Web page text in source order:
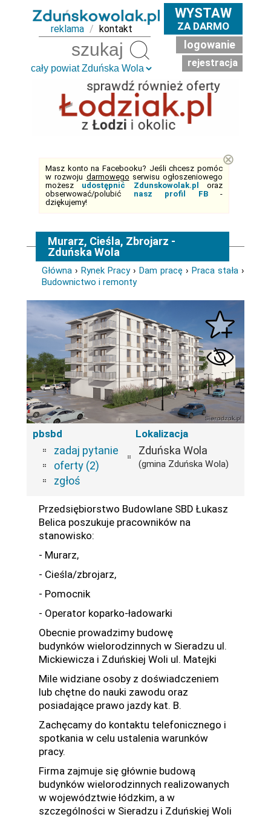
reklama / kontakt
WYSTAW
ZA DARMO
logowanie
rejestracja
Masz konto na Facebooku? Jeśli chcesz pomóc
w rozwoju darmowego serwisu ogłoszeniowego
możesz udostępnić Zdunskowolak.pl
oraz
obserwować/polubić nasz profil FB-
dziękujemy!
⊗
Murarz, Cieśla, Zbrojarz -
Zduńska Wola
Główna › Rynek Pracy› Dam pracę › Praca stała ›
Budownictwo i remonty
pbsbd
zadaj pytanie
oferty (2)
zgłoś
Lokalizacja
Zduńska Wola
(gmina Zduńska Wola)
Przedsiębiorstwo Budowlane SBD Łukasz
Belica poszukuje pracowników na
stanowisko:
- Murarz,
- Cieśla/zbrojarz,
- Pomocnik
- Operator koparko-ładowarki
Obecnie prowadzimy budowę
budynków wielorodzinnych w Sieradzu ul.
Mickiewicza i Zduńskiej Woli ul. Matejki
Mile widziane osoby z doświadczeniem
lub chętne do nauki zawodu oraz
posiadające prawo jazdy kat. B.
Zachęcamy do kontaktu telefonicznego i
spotkania w celu ustalenia warunków
pracy.
Firma zajmuje się głównie budową
budynków wielorodzinnych realizowanych
w województwie łódzkim, a w
szczególności w Sieradzu i Zduńskiej Woli